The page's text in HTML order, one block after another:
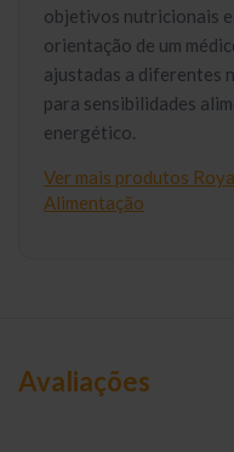
objetivos nutricionais
orientação de um
ajustadas a diferentes
para sensibilidades
energético.
Ver mais produtos
Alimentação
Avaliações